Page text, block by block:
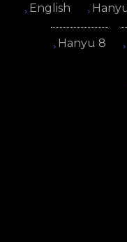
English
Hanyu 8